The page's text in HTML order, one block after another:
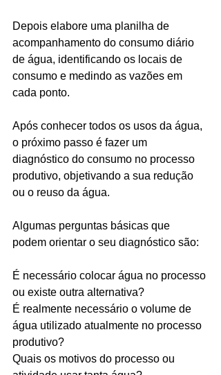
Depois elabore uma planilha de
acompanhamento do consumo diário
de água, identificando os locais de
consumo e medindo as vazões em
cada ponto.
Após conhecer todos os usos da água,
o próximo passo é fazer um
diagnóstico do consumo no processo
produtivo, objetivando a sua redução
ou o reuso da água.
Algumas perguntas básicas que
podem orientar o seu diagnóstico são:
É necessário colocar água no processo
ou existe outra alternativa?
É realmente necessário o volume de
água utilizado atualmente no processo
produtivo?
Quais os motivos do processo ou